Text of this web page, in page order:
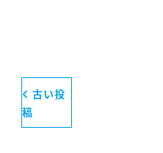
古い投
稿